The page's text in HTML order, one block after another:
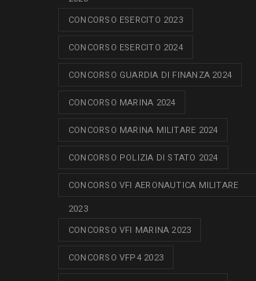
CONCORSO ESERCITO 2023
CONCORSO ESERCITO 2024
CONCORSO GUARDIA DI FINANZA 2024
CONCORSO MARINA 2024
CONCORSO MARINA MILITARE 2024
CONCORSO POLIZIA DI STATO 2024
CONCORSO VFI AERONAUTICA MILITARE
2023
CONCORSO VFI MARINA 2023
CONCORSO VFP4 2023